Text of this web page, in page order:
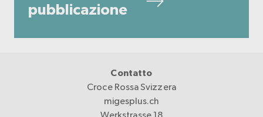
pubblicazione
Contatto
Croce Rossa Svizzera
migesplus.ch